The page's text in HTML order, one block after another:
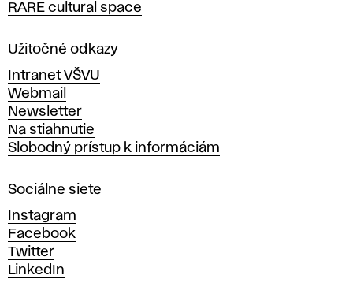
o
a
ý
t
v
a
r
ý
c
h
u
m
e
RARE cultural space
Užitočné odkazy
Intranet VŠVU
Webmail
Newsletter
Na stiahnutie
Slobodný prístup k informáciám
Sociálne siete
Instagram
Facebook
Twitter
LinkedIn